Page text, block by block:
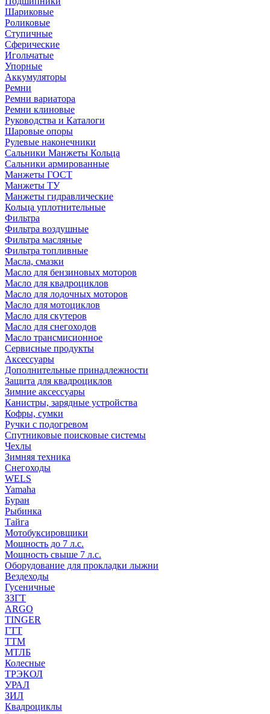
Шариковые
Роликовые
Ступичные
Сферические
Игольчатые
Упорные
Аккумуляторы
Ремни
Ремни вариатора
Ремни клиновые
Руководства и Каталоги
Шаровые опоры
Рулевые наконечники
Сальники Манжеты Кольца
Сальники армированные
Манжеты ГОСТ
Манжеты ТУ
Манжеты гидравлические
Кольца уплотнительные
Фильтра
Фильтра воздушные
Фильтра масляные
Фильтра топливные
Масла, смазки
Масло для бензиновых моторов
Масло для квадроциклов
Масло для лодочных моторов
Масло для мотоциклов
Масло для скутеров
Масло для снегоходов
Масло трансмисионное
Сервисные продукты
Аксессуары
Дополнительные принадлежности
Защита для квадроциклов
Зимние аксессуары
Канистры, зарядные устройства
Кофры, сумки
Ручки с подогревом
Спутниковые поисковые системы
Чехлы
Зимняя техника
Снегоходы
WELS
Yamaha
Буран
Рыбинка
Тайга
Мотобуксировщики
Мощность до 7 л.с.
Мощность свыше 7 л.с.
Оборудование для прокладки лыжни
Вездеходы
Гусеничные
ЗЗГТ
ARGO
TINGER
ГТТ
ТТМ
МТЛБ
Колесные
ТРЭКОЛ
УРАЛ
ЗИЛ
Квадроциклы